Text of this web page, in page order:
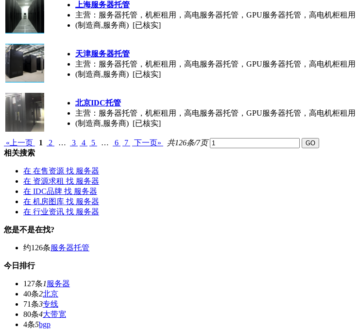
上海服务器托管
主营：服务器托管，机柜租用，高电服务器托管，GPU服务器托管，高电机柜租用
(制造商,服务商) [已核实]
天津服务器托管
主营：服务器托管，机柜租用，高电服务器托管，GPU服务器托管，高电机柜租用
(制造商,服务商) [已核实]
北京IDC托管
主营：服务器托管，机柜租用，高电服务器托管，GPU服务器托管，高电机柜租用
(制造商,服务商) [已核实]
«上一页 1 2 … 3 4 5 … 6 7 下一页»
共126条/7页
相关搜索
在 在售资源 找 服务器
在 资源求租 找 服务器
在 IDC品牌 找 服务器
在 机房图库 找 服务器
在 行业资讯 找 服务器
您是不是在找?
约126条服务器托管
今日排行
127条1 服务器
40条2北京
71条3专线
80条4大带宽
4条5bgp